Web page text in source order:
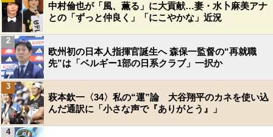
中村倫也が「風、薫る」に大貢献…妻・水卜麻美アナ
との「ずっと仲良く」「にこやかな」近況
欧州初の日本人指揮官誕生へ 森保一監督の“再就職
先”は「ベルギー1部の日系クラブ」一択か
2
萩本欽一〈34〉私の“運”論 大谷翔平のカネを使い込
んだ通訳に「小さな声で『ありがとう』」
3
4